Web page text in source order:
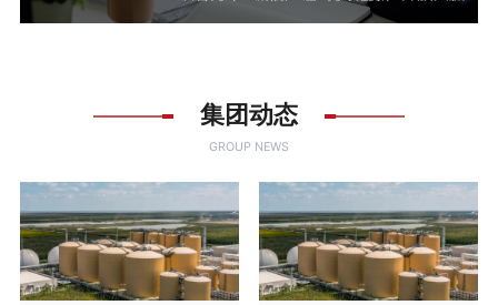
集团动态
GROUP NEWS